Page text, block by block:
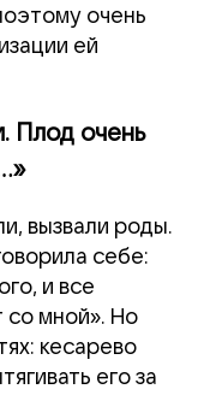
очень
ей
Плод очень
вызвали роды.
себе:
и все
со мной». Но
кесарево
его за